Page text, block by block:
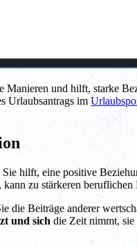
und hilft, starke
Urlaubsantrags im
hilft, eine positive
zu stärkeren
Beiträge anderer
und sich die Zeit nimmt,